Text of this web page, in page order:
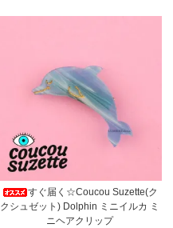
すぐ届く☆Coucou Suzette(ク
クシュゼット) Dolphin ミニイルカ ミ
ニヘアクリップ